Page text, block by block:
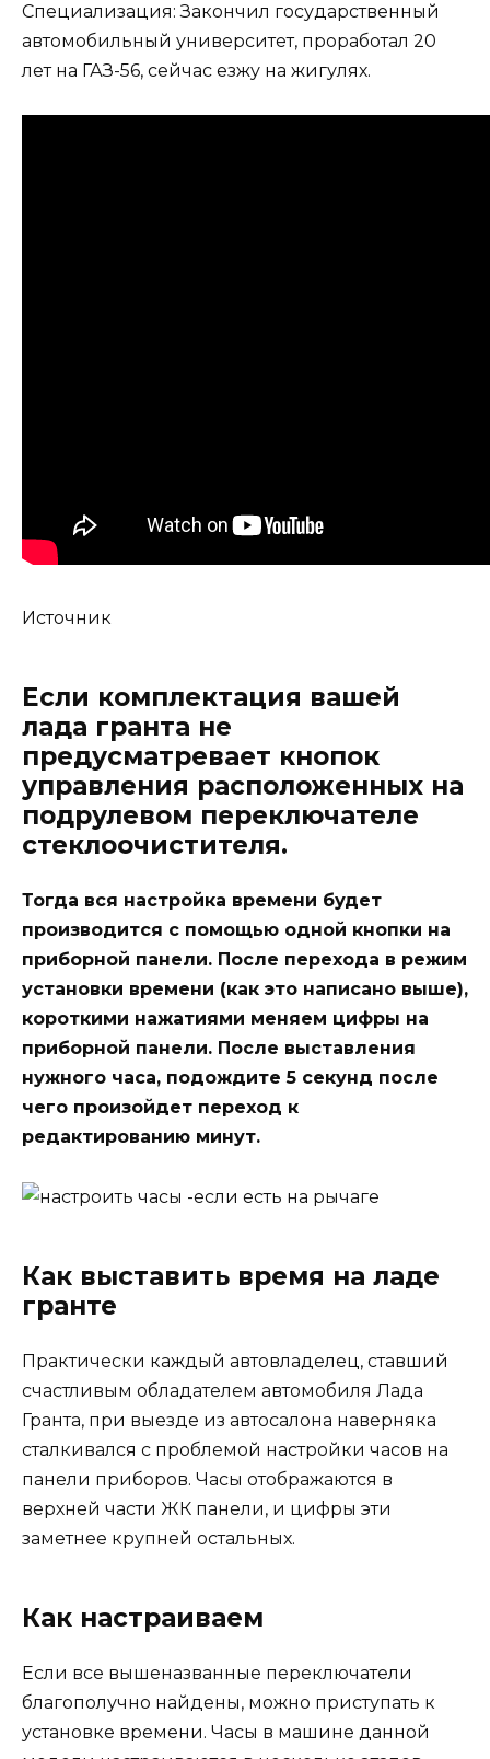
Специализация: Закончил государственный
автомобильный университет, проработал 20
лет на ГАЗ-56, сейчас езжу на жигулях.
Источник
Если комплектация вашей
лада гранта не
предусматревает кнопок
управления расположенных на
подрулевом переключателе
стеклоочистителя.
Тогда вся настройка времени будет
производится с помощью одной кнопки на
приборной панели. После перехода в режим
установки времени (как это написано выше),
короткими нажатиями меняем цифры на
приборной панели. После выставления
нужного часа, подождите 5 секунд после
чего произойдет переход к
редактированию минут.
Как выставить время на ладе
гранте
Практически каждый автовладелец, ставший
счастливым обладателем автомобиля Лада
Гранта, при выезде из автосалона наверняка
сталкивался с проблемой настройки часов на
панели приборов. Часы отображаются в
верхней части ЖК панели, и цифры эти
заметнее крупней остальных.
Как настраиваем
Если все вышеназванные переключатели
благополучно найдены, можно приступать к
установке времени. Часы в машине данной